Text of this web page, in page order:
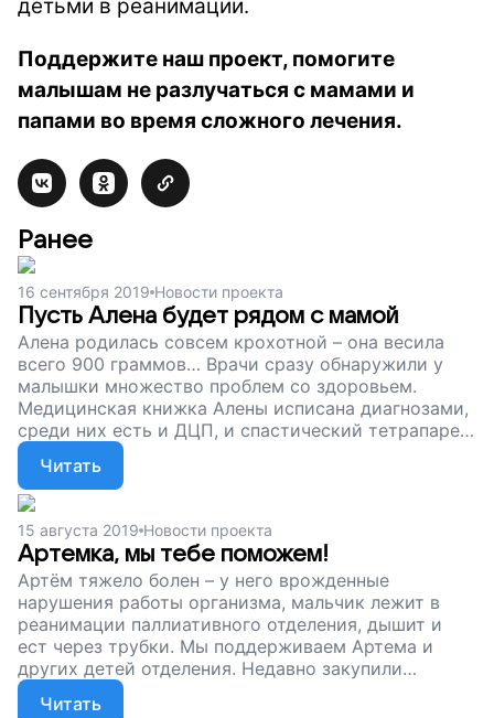
детьми в реанимации.
Поддержите наш проект, помогите
малышам не разлучаться с мамами и
папами во время сложного лечения.
Ранее
16 сентября 2019 Новости проекта
Пусть Алена будет рядом с мамой
Алена родилась совсем крохотной – она весила
всего 900 граммов… Врачи сразу обнаружили у
малышки множество проблем со здоровьем.
Медицинская книжка Алены исписана диагнозами,
среди них есть и ДЦП, и спастический тетрапарез.
Сейчас Алене 11 лет, и за годы жизни она уже
множество раз лежала в реанимации
паллиативного отделения. Мы поддерживаем
Алену и других детей, которые лежат в
реанимации. Для нас очень важно, чтобы во время
непростого лечения рядом с ними были мамы.
Читать
15 августа 2019 Новости проекта
Артемка, мы тебе поможем!
​Артём тяжело болен – у него врожденные
нарушения работы организма, мальчик лежит в
реанимации паллиативного отделения, дышит и
ест через трубки. Мы поддерживаем Артема и
других детей отделения. Недавно закупили
питание, а сейчас собираем деньги, чтобы
провести обучающий семинар «Открытые детские
Читать